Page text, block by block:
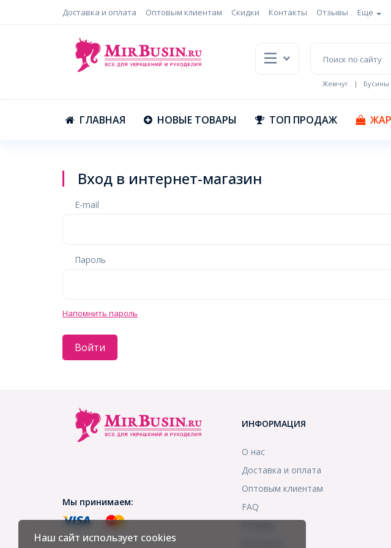
Доставка и оплата Оптовым клиентам Скидки Контакты Отзывы Еще
Жемчуг | Бусины
ГЛАВНАЯ НОВЫЕ ТОВАРЫ ТОП ПРОДАЖ
Вход в интернет-магазин
E-mail
Пароль
Напомнить пароль
Войти
Мы принимаем:
ИНФОРМАЦИЯ
О нас
Доставка и оплата
Оптовым клиентам
FAQ
Наш сайт использует cookies